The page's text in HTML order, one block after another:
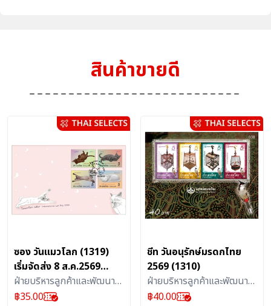
สินค้าขายดี
ซอง วันแมวโลก (1319)
เริ่มจัดส่ง 8 ส.ค.2569
เป็นต้นไป
ฝ่ายบริหารลูกค้าและพัฒนา
ผลิตภัณฑ์บริการไปรษณีย์ :
฿35.00
ชีท วันอนุรักษ์มรดกไทย
2569 (1310)
ฝ่ายบริหารลูกค้าและพัฒนา
ผลิตภัณฑ์บริการไปรษณีย์ :
฿40.00